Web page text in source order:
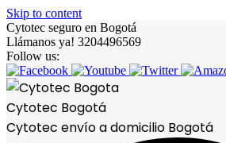
Skip to content
Cytotec seguro en Bogotá
Llámanos ya! 3204496569
Follow us:
Cytotec Bogotá
Cytotec envío a domicilio Bogotá